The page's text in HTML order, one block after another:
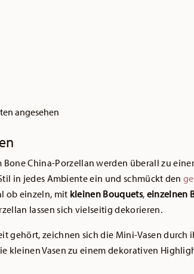
angesehen
Bone China-Porzellan werden überall zu
in jedes Ambiente ein und schmückt den
ob einzeln, mit kleinen Bouquets, einzelnen
lassen sich vielseitig dekorieren.
gehört, zeichnen sich die Mini-Vasen durch
kleinen Vasen zu einem dekorativen